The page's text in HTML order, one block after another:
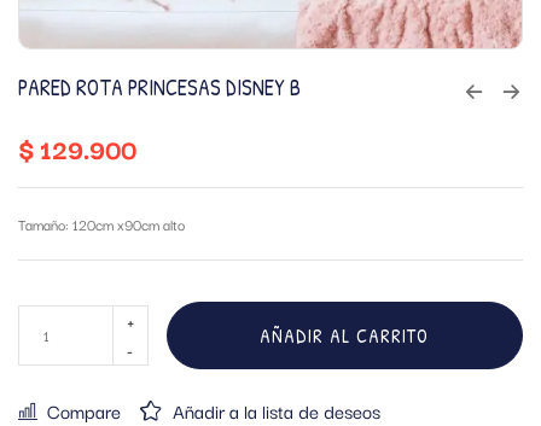
PARED ROTA PRINCESAS DISNEY B
$129.900
Tamaño: 120cm x90cm alto
AÑADIR AL CARRITO
Compare Añadir a la lista de deseos